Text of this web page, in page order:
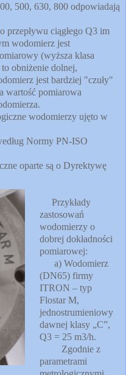
500, 630, 800 odpowiadają
przepływu ciągłego Q3 im
wodomierz jest
(wyższa klasa
obniżenie dolnej,
jest bardziej "czuły"
wartość pomiarowa
wodomierzy ujęto w
Normy PN-ISO
oparte są o Dyrektywę
Przykłady
zastosowań
wodomierzy o
dobrej dokładności
pomiarowej:
a) Wodomierz
(DN65) firmy
ITRON – typ
Flostar M,
jednostrumieniowy
dawnej klasy „C”,
Q3 = 25 m3/h.
Zgodnie z
parametrami